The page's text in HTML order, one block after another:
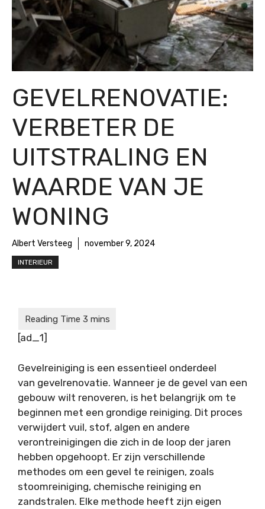
GEVELRENOVATIE:
VERBETER DE
UITSTRALING EN
WAARDE VAN JE
WONING
Albert Versteeg november 9, 2024
INTERIEUR
[ad_1]
Gevelreiniging is een essentieel onderdeel
van gevelrenovatie. Wanneer je de gevel van een
gebouw wilt renoveren, is het belangrijk om te
beginnen met een grondige reiniging. Dit proces
verwijdert vuil, stof, algen en andere
verontreinigingen die zich in de loop der jaren
hebben opgehoopt. Er zijn verschillende
methodes om een gevel te reinigen, zoals
stoomreiniging, chemische reiniging en
zandstralen. Elke methode heeft zijn eigen